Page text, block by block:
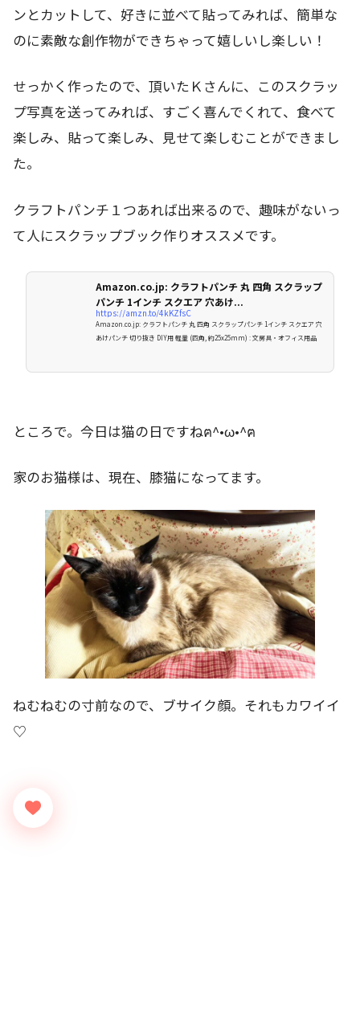
ンとカットして、好きに並べて貼ってみれば、簡単な
のに素敵な創作物ができちゃって嬉しいし楽しい！
せっかく作ったので、頂いたＫさんに、このスクラッ
プ写真を送ってみれば、すごく喜んでくれて、食べて
楽しみ、貼って楽しみ、見せて楽しむことができまし
た。
クラフトパンチ１つあれば出来るので、趣味がないっ
て人にスクラップブック作りオススメです。
Amazon.co.jp: クラフトパンチ 丸 四角 スクラップ
パンチ 1インチ スクエア 穴あけ...
https://amzn.to/4kKZfsC
Amazon.co.jp: クラフトパンチ 丸 四角 スクラップパンチ 1インチ スクエア 穴
あけパンチ 切り抜き DIY用 軽量 (四角, 約25x25mm) : 文房具・オフィス用品
ところで。今日は猫の日ですねฅ^•ω•^ฅ
家のお猫様は、現在、膝猫になってます。
ねむねむの寸前なので、ブサイク顔。それもカワイイ
♡